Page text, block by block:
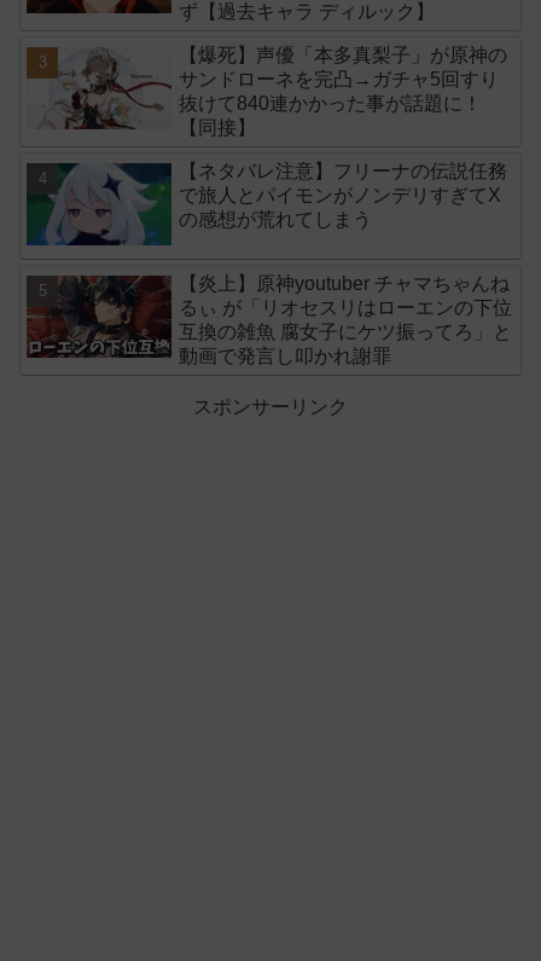
ず【過去キャラ ディルック】
【爆死】声優「本多真梨子」が原神の
サンドローネを完凸→ガチャ5回すり
抜けて840連かかった事が話題に！
【同接】
【ネタバレ注意】フリーナの伝説任務
で旅人とパイモンがノンデリすぎてX
の感想が荒れてしまう
【炎上】原神youtuber チャマちゃんね
るぃ が「リオセスリはローエンの下位
互換の雑魚 腐女子にケツ振ってろ」と
動画で発言し叩かれ謝罪
スポンサーリンク